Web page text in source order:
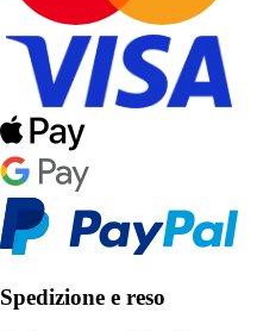
Spedizione e reso